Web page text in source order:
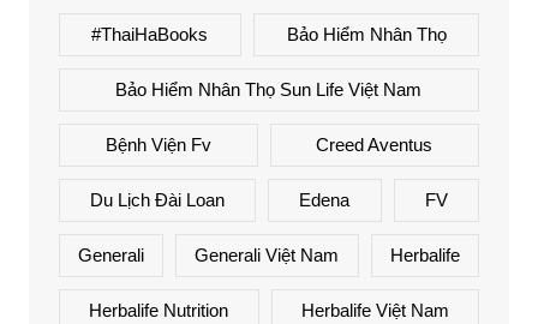
#ThaiHaBooks Bảo Hiểm Nhân Thọ
Bảo Hiểm Nhân Thọ Sun Life Việt Nam
Bệnh Viện Fv Creed Aventus
Du Lịch Đài Loan Edena FV
Generali Generali Việt Nam Herbalife
Herbalife Nutrition Herbalife Việt Nam